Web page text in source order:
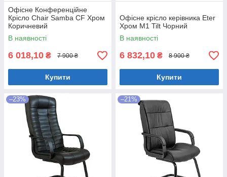
Офісне Конференційне
Крісло Chair Samba CF Хром
Коричневий
В наявності
6 018,10 ₴ 7 900 ₴
Купити
Офісне крісло керівника Eter
Хром M1 Tilt Чорний
В наявності
6 832,10 ₴ 8 900 ₴
Купити
–23% –21%